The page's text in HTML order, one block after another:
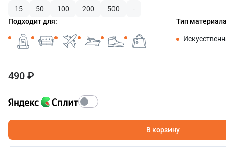
15 50 100 200 500
-
Подходит для:
Тип
490 ₽
В корзину